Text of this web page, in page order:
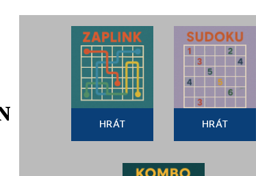
HRÁT HRÁT